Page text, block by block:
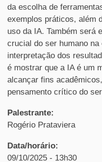
da escolha de
exemplos práticos, além
uso da IA. Também será
crucial do ser humano na
interpretação dos
é mostrar que a IA é um
alcançar fins
pensamento crítico do
Palestrante:
Rogério Prataviera
Data/horário:
09/10/2025 - 13h30